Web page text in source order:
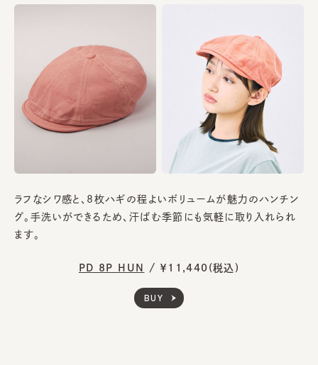
ラフなシワ感と、8枚ハギの程よいボリュームが魅力のハンチン
グ。手洗いができるため、汗ばむ季節にも気軽に取り入れられ
ます。
PD 8P HUN / ￥11,440(税込)
BUY